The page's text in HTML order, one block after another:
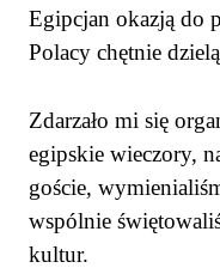
Egipcjan okazją do
Polacy chętnie
Zdarzało mi się
egipskie wieczory,
goście,
wspólnie
kultur.